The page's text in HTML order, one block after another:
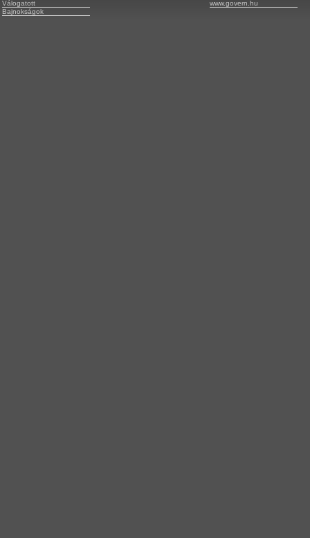
Válogatott
Bajnokságok
www.govern.hu